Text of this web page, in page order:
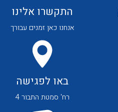
לכל מוצרי היצרן
התקשרו אלינו
אנחנו כאן זמנים עבורך
באו לפגישה
רח' סמטת התבור 4